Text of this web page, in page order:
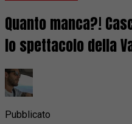
Quanto manca?!
lo spettacolo della
Pubblicato